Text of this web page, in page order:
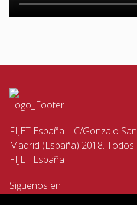
FIJET España – C/Gonzalo
Madrid (España) 2018.
FIJET España
Siguenos en